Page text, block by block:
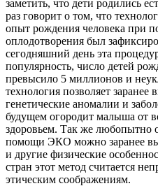
заметить, что дети родились
раз говорит о том, что
опыт рождения человека при
оплодотворения был
сегодняшний день эта
популярность, число детей
превысило 5 миллионов и
технология позволяет
генетические аномалии и
будущем огородит малыша от
здоровьем. Так же
помощи ЭКО можно заранее
и другие физические
стран этот метод считается
этическим соображениям.